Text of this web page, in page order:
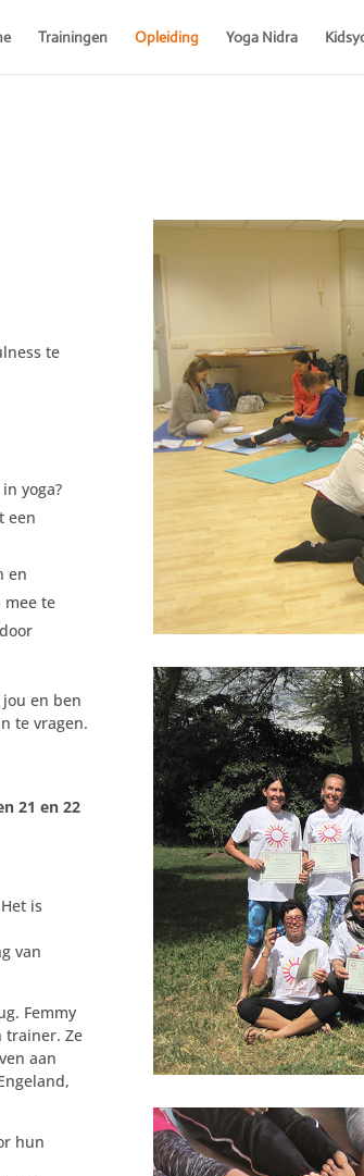
Trainingen Opleiding Yoga Nidra
te
yoga?
een
en
mee te
jou en ben
te vragen.
21 en 22
is
van
Femmy
trainer. Ze
aan
hun